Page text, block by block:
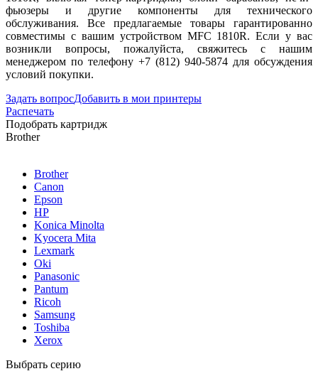
фьюзеры и другие компоненты для технического
обслуживания. Все предлагаемые товары гарантированно
совместимы с вашим устройством MFC 1810R. Если у вас
возникли вопросы, пожалуйста, свяжитесь с нашим
менеджером по телефону +7 (812) 940-5874 для обсуждения
условий покупки.
Задать вопросДобавить в мои принтеры
Распечать
Подобрать картридж
Brother
Brother
Canon
Epson
HP
Konica Minolta
Kyocera Mita
Lexmark
Oki
Panasonic
Pantum
Ricoh
Samsung
Toshiba
Xerox
Выбрать серию